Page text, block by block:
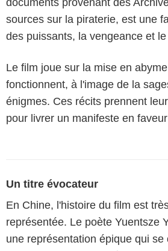
documents provenant des
sources sur la piraterie, est une
des puissants, la vengeance et
Le film joue sur la mise en
fonctionnent, à l'image de la
énigmes. Ces récits prennent
pour livrer un manifeste en
Un titre évocateur
En Chine, l'histoire du film est
représentée. Le poète Yuentsze
une représentation épique qui se